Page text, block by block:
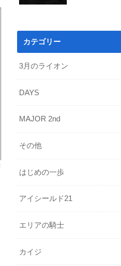
カテゴリー
3月のライオン
DAYS
MAJOR 2nd
その他
はじめの一歩
アイシールド21
エリアの騎士
カイジ